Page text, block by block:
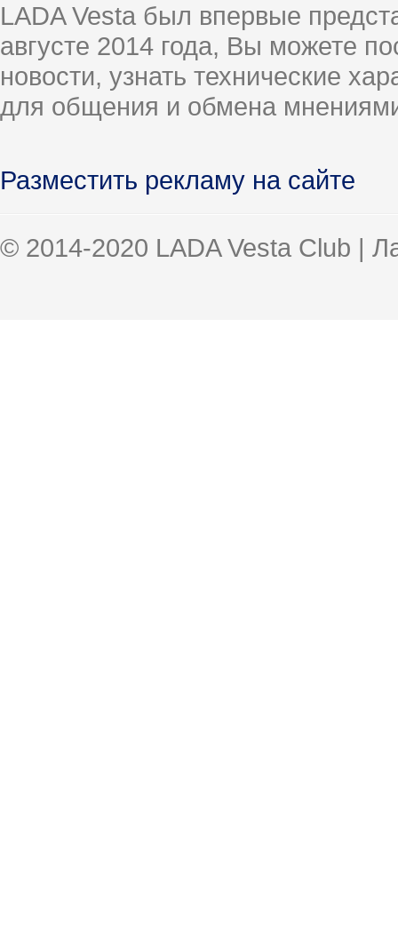
LADA Vesta был впервые
августе 2014 года, Вы можете
новости, узнать технические
для общения и обмена
Разместить рекламу на сайте
© 2014-2020 LADA Vesta Club |